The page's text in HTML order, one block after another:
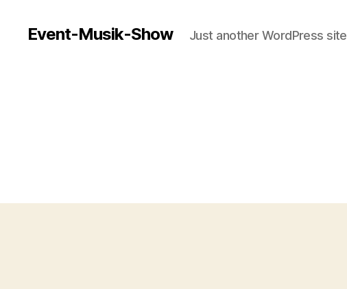
Event-Musik-Show Just another WordPress site